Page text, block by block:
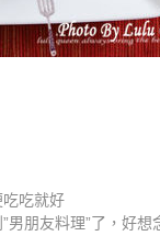
吃就好
男朋友料理”了，好想